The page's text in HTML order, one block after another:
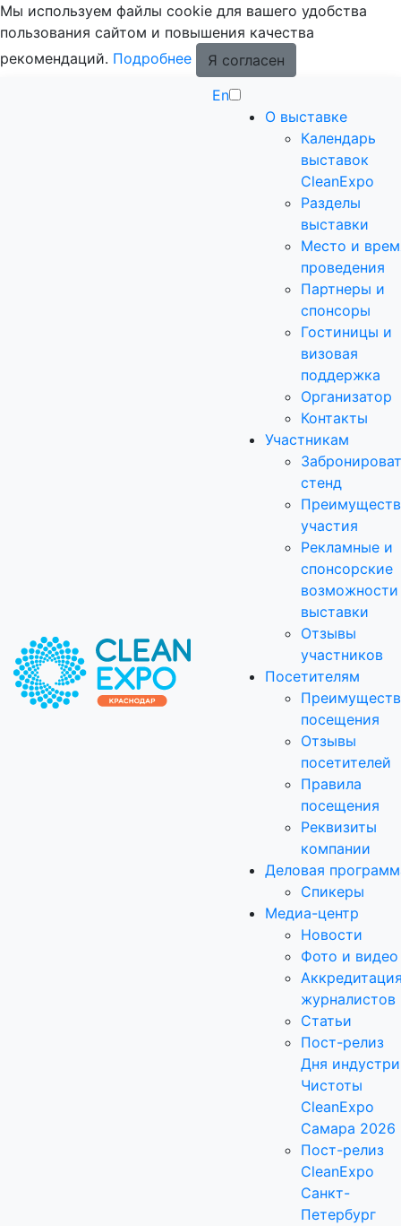
Мы используем файлы cookie для вашего удобства
пользования сайтом и повышения качества
рекомендаций. Подробнее
Я согласен
En
О выставке
Календарь
выставок
CleanExpo
Разделы
выставки
Место и
проведения
Партнеры и
спонсоры
Гостиницы и
визовая
поддержка
Организатор
Контакты
Участникам
стенд
участия
Рекламные и
спонсорские
возможности
выставки
Отзывы
участников
Посетителям
посещения
Отзывы
посетителей
Правила
посещения
Реквизиты
компании
Деловая
Спикеры
Медиа-центр
Новости
Фото и видео
журналистов
Статьи
Пост-релиз
Дня
Чистоты
CleanExpo
Самара 2026
Пост-релиз
CleanExpo
Санкт-
Петербург